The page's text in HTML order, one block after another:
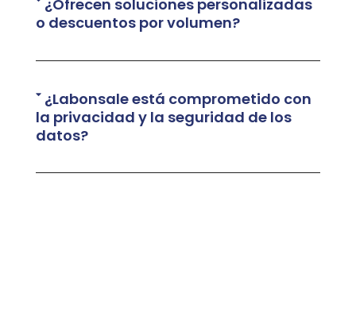
¿Ofrecen soluciones personalizadas
o descuentos por volumen?
¿Labonsale está comprometido con
la privacidad y la seguridad de los
datos?